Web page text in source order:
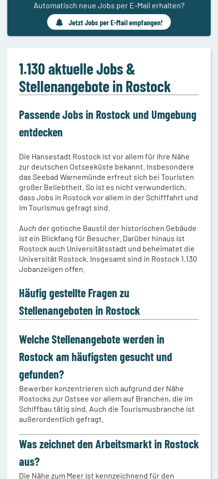
Automatisch neue Jobs per E-Mail erhalten?
Jetzt Jobs per E-Mail empfangen!
1.130 aktuelle Jobs &
Stellenangebote in Rostock
Passende Jobs in Rostock und Umgebung
entdecken
Die Hansestadt Rostock ist vor allem für ihre Nähe
zur deutschen Ostseeküste bekannt. Insbesondere
das Seebad Warnemünde erfreut sich bei Touristen
großer Beliebtheit. So ist es nicht verwunderlich,
dass Jobs in Rostock vor allem in der Schifffahrt und
im Tourismus gefragt sind.
Auch der gotische Baustil der historischen Gebäude
ist ein Blickfang für Besucher. Darüber hinaus ist
Rostock auch Universitätsstadt und beheimatet die
Universität Rostock. Insgesamt sind in Rostock 1.130
Jobanzeigen offen.
Häufig gestellte Fragen zu
Stellenangeboten in Rostock
Welche Stellenangebote werden in
Rostock am häufigsten gesucht und
gefunden?
Bewerber konzentrieren sich aufgrund der Nähe
Rostocks zur Ostsee vor allem auf Branchen, die im
Schiffbau tätig sind. Auch die Tourismusbranche ist
außerordentlich gefragt.
Was zeichnet den Arbeitsmarkt in Rostock
aus?
Die Nähe zum Meer ist kennzeichnend für den